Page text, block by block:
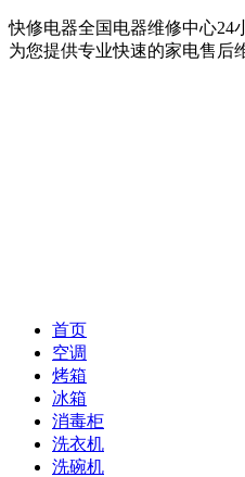
快修电器全国电器维修中心24
为您提供专业快速的家电售后
首页
空调
烤箱
冰箱
消毒柜
洗衣机
洗碗机